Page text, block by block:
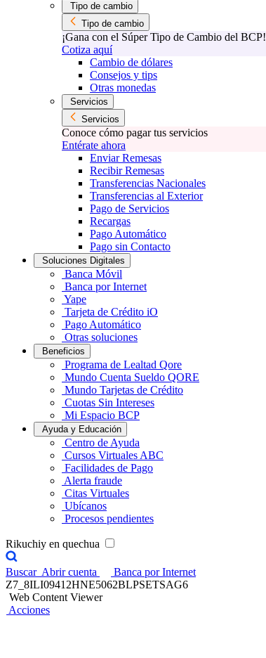
Tipo de cambio
Tipo de cambio
¡Gana con el Súper Tipo de Cambio del BCP!
Cotiza aquí
Cambio de dólares
Consejos y tips
Otras monedas
Servicios
Servicios
Conoce cómo pagar tus servicios
Entérate ahora
Enviar Remesas
Recibir Remesas
Transferencias Nacionales
Transferencias al Exterior
Pago de Servicios
Recargas
Pago Automático
Pago sin Contacto
Soluciones Digitales
Banca Móvil
Banca por Internet
Yape
Tarjeta de Crédito iO
Pago Automático
Otras soluciones
Beneficios
Programa de Lealtad Qore
Mundo Cuenta Sueldo QORE
Mundo Tarjetas de Crédito
Cuotas Sin Intereses
Mi Espacio BCP
Ayuda y Educación
Centro de Ayuda
Cursos Virtuales ABC
Facilidades de Pago
Alerta fraude
Citas Virtuales
Ubícanos
Procesos pendientes
Rikuchiy en quechua
Buscar Abrir cuenta
Banca por Internet
Z7_8ILI09412HNE5062BLPSETSAG6
Web Content Viewer
Acciones